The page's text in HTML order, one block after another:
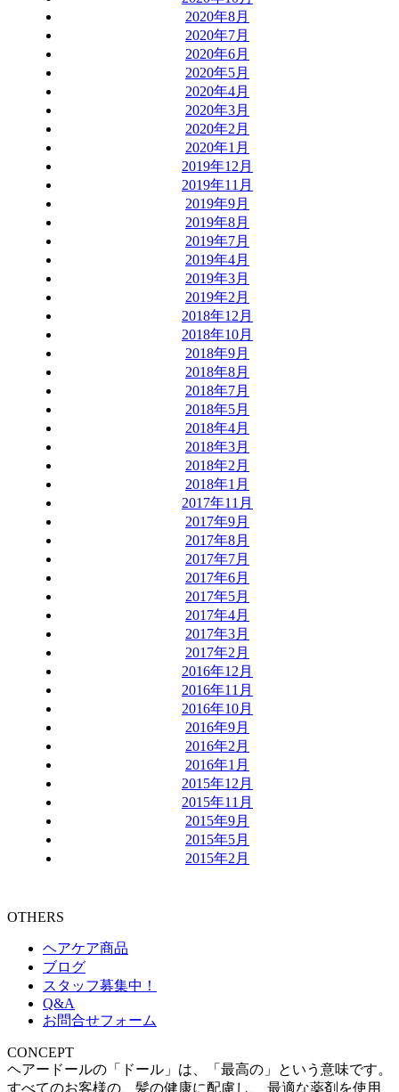
2020年8月
2020年7月
2020年6月
2020年5月
2020年4月
2020年3月
2020年2月
2020年1月
2019年12月
2019年11月
2019年9月
2019年8月
2019年7月
2019年4月
2019年3月
2019年2月
2018年12月
2018年10月
2018年9月
2018年8月
2018年7月
2018年5月
2018年4月
2018年3月
2018年2月
2018年1月
2017年11月
2017年9月
2017年8月
2017年7月
2017年6月
2017年5月
2017年4月
2017年3月
2017年2月
2016年12月
2016年11月
2016年10月
2016年9月
2016年2月
2016年1月
2015年12月
2015年11月
2015年9月
2015年5月
2015年2月
OTHERS
ヘアケア商品
ブログ
スタッフ募集中！
Q&A
お問合せフォーム
CONCEPT
ヘアードールの「ドール」は、「最高の」という意味です。
すべてのお客様の、髪の健康に配慮し、 最適な薬剤を使用